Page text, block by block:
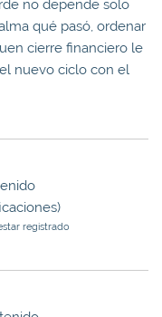
no depende solo
qué pasó, ordenar
cierre financiero le
nuevo ciclo con el
registrado